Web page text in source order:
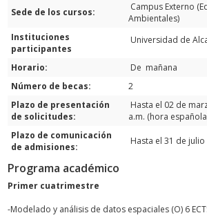
Sede de los cursos:
Campus Externo
Ambientales)
Instituciones
participantes
Universidad de
Horario:
De mañana
Número de becas:
2
Plazo de presentación
de solicitudes:
Hasta el 02 de
a.m. (hora
Plazo de comunicación
de admisiones:
Hasta el 31 de
Programa académico
Primer cuatrimestre
-Modelado y análisis de datos espaciales (O) 6